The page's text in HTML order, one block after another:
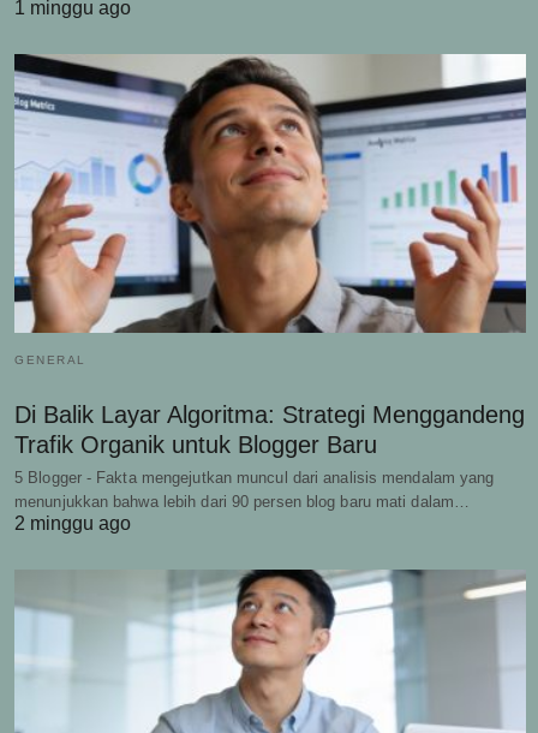
1 minggu ago
GENERAL
Di Balik Layar Algoritma: Strategi Menggandeng
Trafik Organik untuk Blogger Baru
5 Blogger - Fakta mengejutkan muncul dari analisis mendalam yang
menunjukkan bahwa lebih dari 90 persen blog baru mati dalam…
2 minggu ago